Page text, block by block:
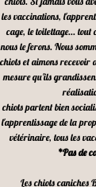
les vaccinations,
cage, le toilettage... tout
nous le ferons. Nous
chiots et aimons recevoir
mesure qu'ils
chiots partent bien
l'apprentissage de la
vétérinaire, tous les
*Pas de
Les chiots caniches